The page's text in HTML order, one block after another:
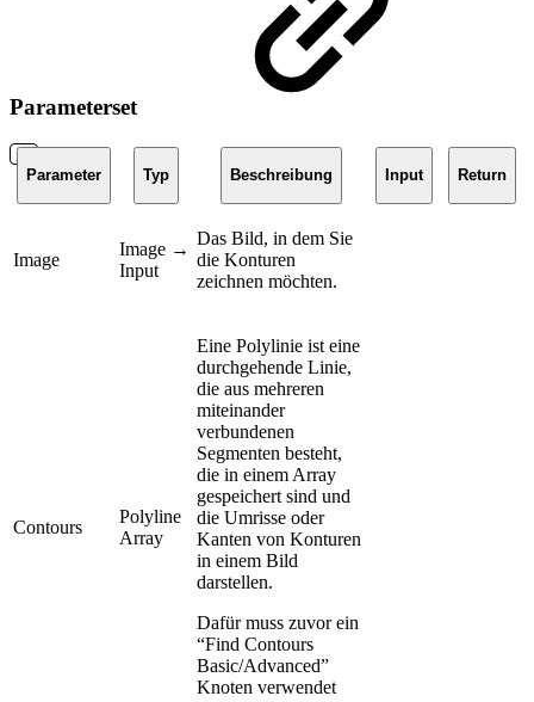
Parameterset
Parameter Typ Beschreibung Input Return
Image
Image →
Input
Das Bild, in dem Sie
die Konturen
zeichnen möchten.
Contours
Polyline
Array
Eine Polylinie ist eine
durchgehende Linie,
die aus mehreren
miteinander
verbundenen
Segmenten besteht,
die in einem Array
gespeichert sind und
die Umrisse oder
Kanten von Konturen
in einem Bild
darstellen.
Dafür muss zuvor ein
“Find Contours
Basic/Advanced”
Knoten verwendet